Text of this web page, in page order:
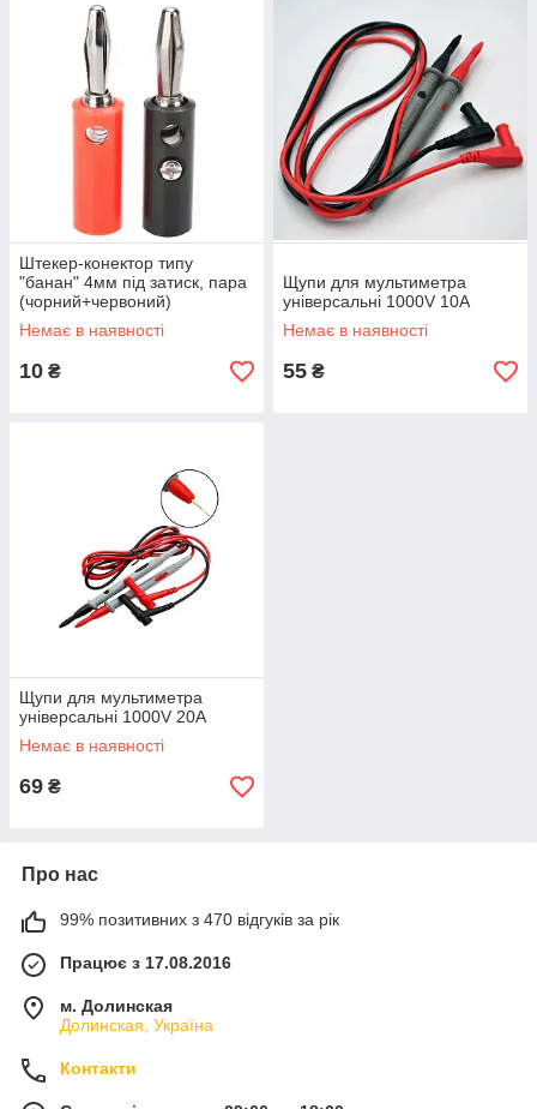
Штекер-конектор типу
"банан" 4мм під затиск, пара
(чорний+червоний)
Немає в наявності
10 ₴
Щупи для мультиметра
універсальні 1000V 10A
Немає в наявності
55 ₴
Щупи для мультиметра
універсальні 1000V 20A
Немає в наявності
69 ₴
Про нас
99% позитивних з 470 відгуків за рік
Працює з 17.08.2016
м. Долинская
Долинская, Україна
Контакти